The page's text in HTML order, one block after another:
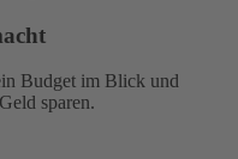
Budget im Blick und
sparen.